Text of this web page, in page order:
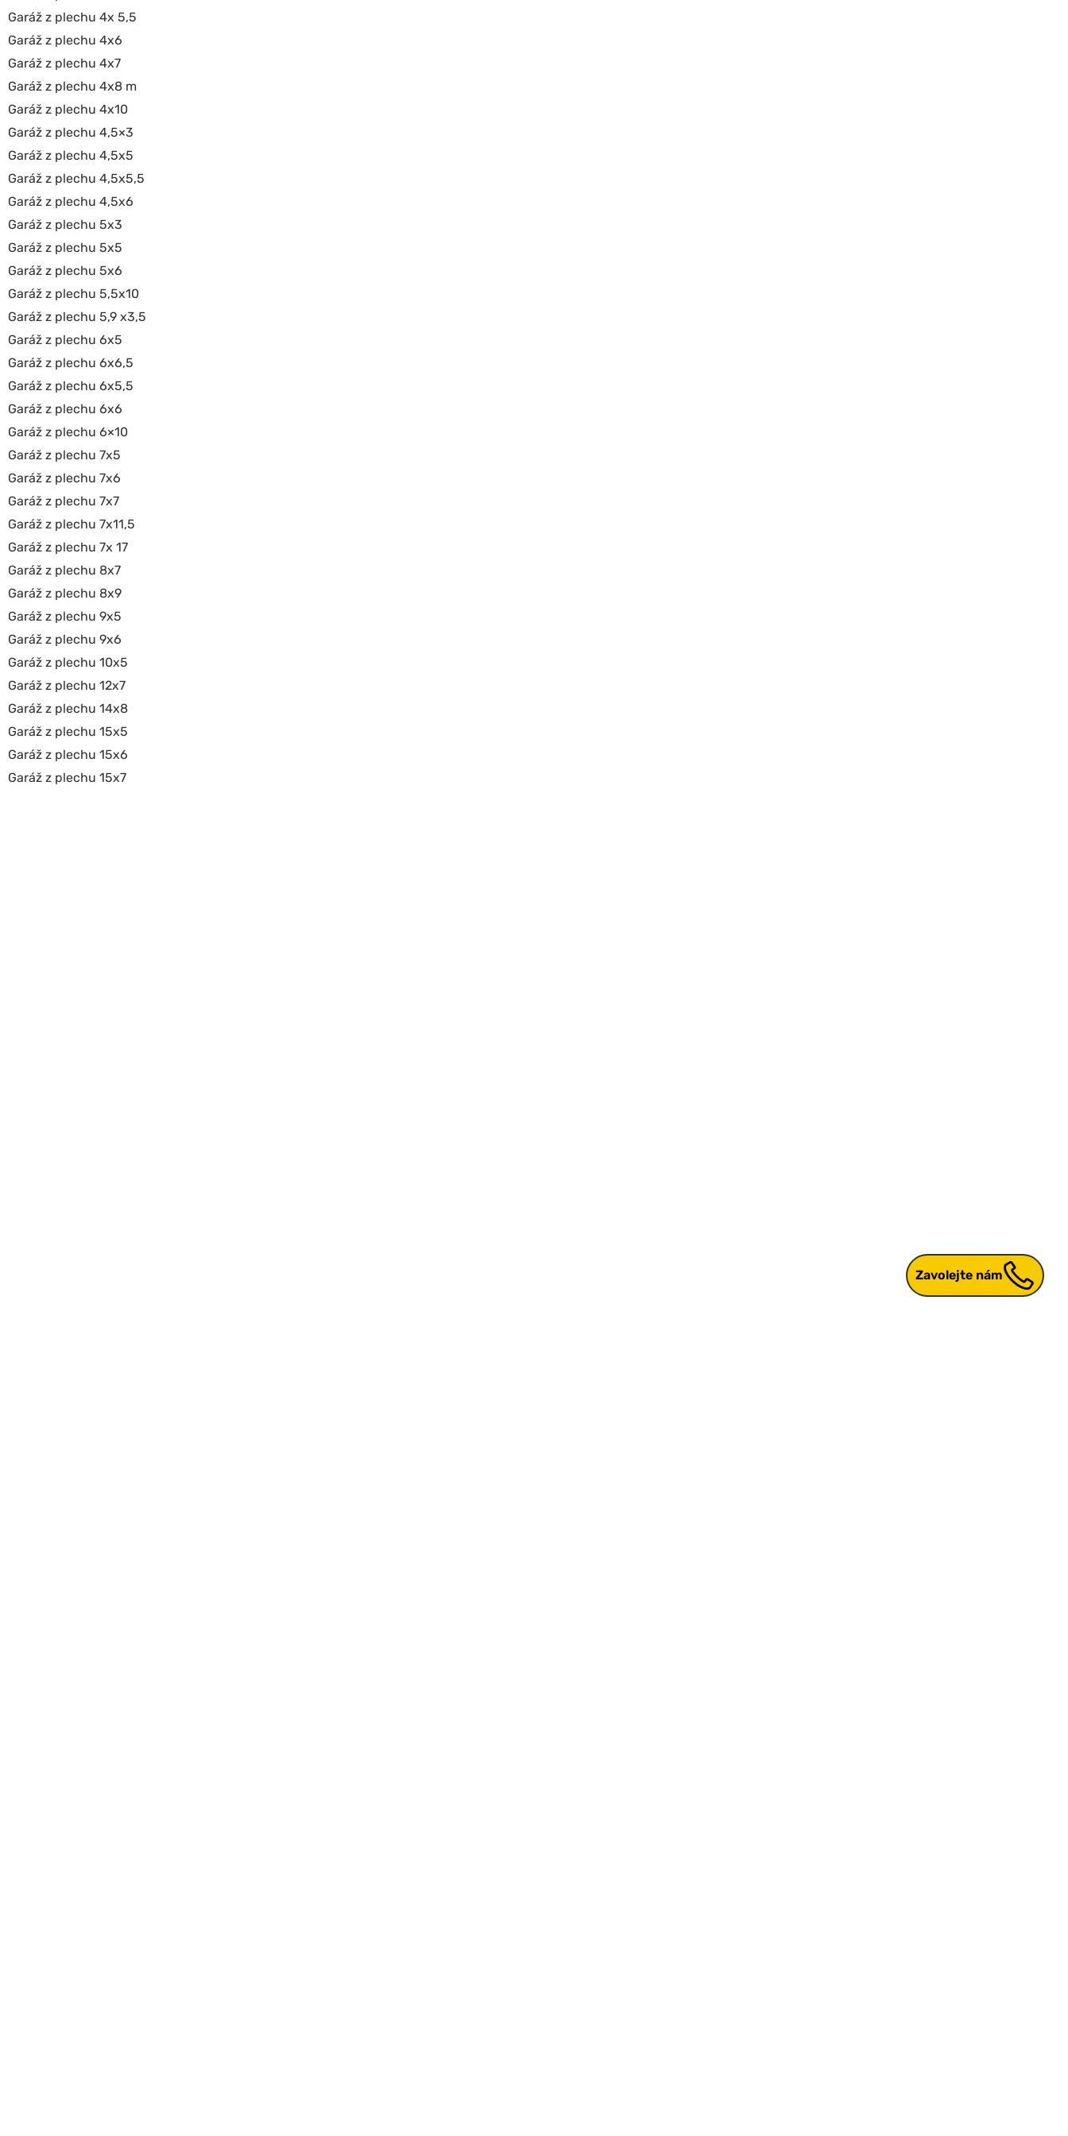
Garáž z plechu 4x 5,5
Garáž z plechu 4x6
Garáž z plechu 4x7
Garáž z plechu 4x8 m
Garáž z plechu 4x10
Garáž z plechu 4,5×3
Garáž z plechu 4,5x5
Garáž z plechu 4,5x5,5
Garáž z plechu 4,5x6
Garáž z plechu 5x3
Garáž z plechu 5x5
Garáž z plechu 5x6
Garáž z plechu 5,5x10
Garáž z plechu 5,9 x3,5
Garáž z plechu 6x5
Garáž z plechu 6x6,5
Garáž z plechu 6x5,5
Garáž z plechu 6x6
Garáž z plechu 6×10
Garáž z plechu 7x5
Garáž z plechu 7x6
Garáž z plechu 7x7
Garáž z plechu 7x11,5
Garáž z plechu 7x 17
Garáž z plechu 8x7
Garáž z plechu 8x9
Garáž z plechu 9x5
Garáž z plechu 9x6
Garáž z plechu 10x5
Garáž z plechu 12x7
Garáž z plechu 14x8
Garáž z plechu 15x5
Garáž z plechu 15x6
Garáž z plechu 15x7
Zavolejte nám